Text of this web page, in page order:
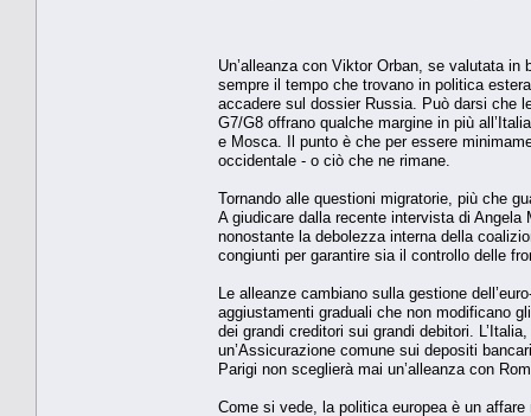
Un’alleanza con Viktor Orban, se valutata
sempre il tempo che trovano in politica
accadere sul dossier Russia. Può darsi che
G7/G8 offrano qualche margine in più
e Mosca. Il punto è che per essere
occidentale - o ciò che ne rimane.
Tornando alle questioni migratorie, più che
A giudicare dalla recente intervista di
nonostante la debolezza interna della
congiunti per garantire sia il controllo delle
Le alleanze cambiano sulla gestione
aggiustamenti graduali che non modificano
dei grandi creditori sui grandi debitori.
un’Assicurazione comune sui depositi
Parigi non sceglierà mai un’alleanza con
Come si vede, la politica europea è un